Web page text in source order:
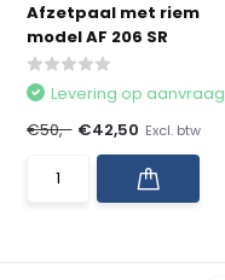
Afzetpaal met riem
model AF 206 SR
Levering op aanvraag
€50,- €42,50 Excl. btw